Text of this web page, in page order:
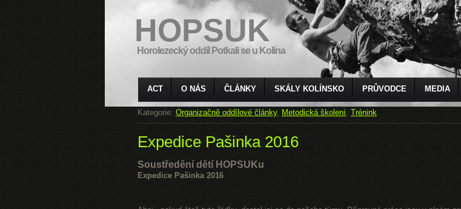
HOPSUK
Horolezecký oddíl Potkali se u Kolína
ACT O NÁS ČLÁNKY SKÁLY KOLÍNSKO PRŮVODCE MEDIA
Kategorie: Organizačně oddílové články, Metodická školení, Trénink
Expedice Pašinka 2016
Soustředění dětí HOPSUKu
Expedice Pašinka 2016